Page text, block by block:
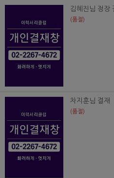
김혜진님 정장
(품절)
차지훈님 결재
(품절)